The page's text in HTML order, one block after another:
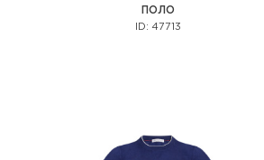
ПОЛО
ID: 47713